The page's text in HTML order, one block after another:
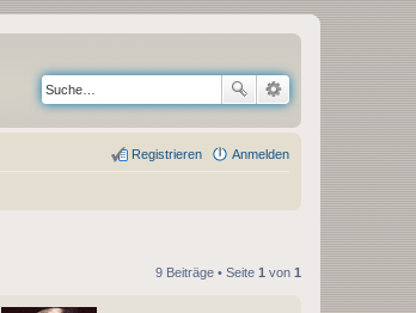
Anmelden
Registrieren
9 Beiträge • Seite 1 von 1